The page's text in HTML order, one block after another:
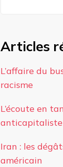
Articles
L’affaire du
racisme
L’écoute en
anticapitaliste
Iran : les
américain